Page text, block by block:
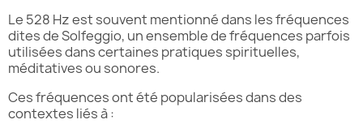
Le 528 Hz est souvent mentionné dans les fréquences
dites de Solfeggio, un ensemble de fréquences parfois
utilisées dans certaines pratiques spirituelles,
méditatives ou sonores.
Ces fréquences ont été popularisées dans des
contextes liés à :